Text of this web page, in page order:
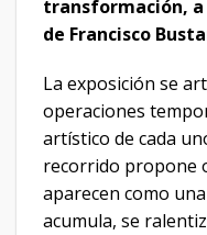
transformación,
de Francisco
La exposición se
operaciones
artístico de cada
recorrido propone
aparecen como
acumula, se